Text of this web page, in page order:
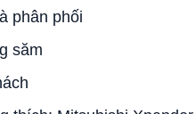
phân phối
săm